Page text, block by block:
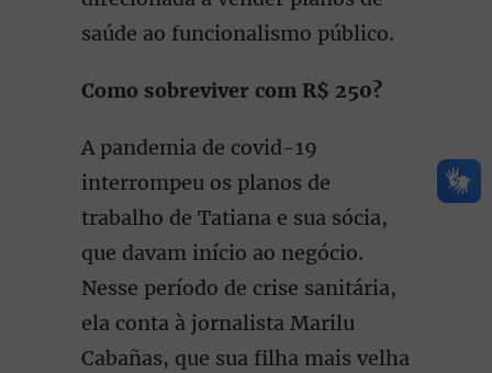
saúde ao funcionalismo público.
Como sobreviver com R$ 250?
A pandemia de covid-19
interrompeu os planos de
trabalho de Tatiana e sua sócia,
que davam início ao negócio.
Nesse período de crise sanitária,
ela conta à jornalista Marilu
Cabañas, que sua filha mais velha